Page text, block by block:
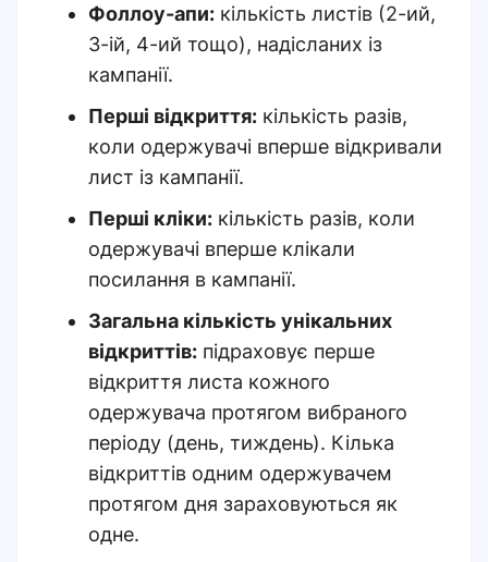
Фоллоу-апи: кількість листів (2-ий,
3-ій, 4-ий тощо), надісланих із
кампанії.
Перші відкриття: кількість разів,
коли одержувачі вперше відкривали
лист із кампанії.
Перші кліки: кількість разів, коли
одержувачі вперше клікали
посилання в кампанії.
Загальна кількість унікальних
відкриттів: підраховує перше
відкриття листа кожного
одержувача протягом вибраного
періоду (день, тиждень). Кілька
відкриттів одним одержувачем
протягом дня зараховуються як
одне.